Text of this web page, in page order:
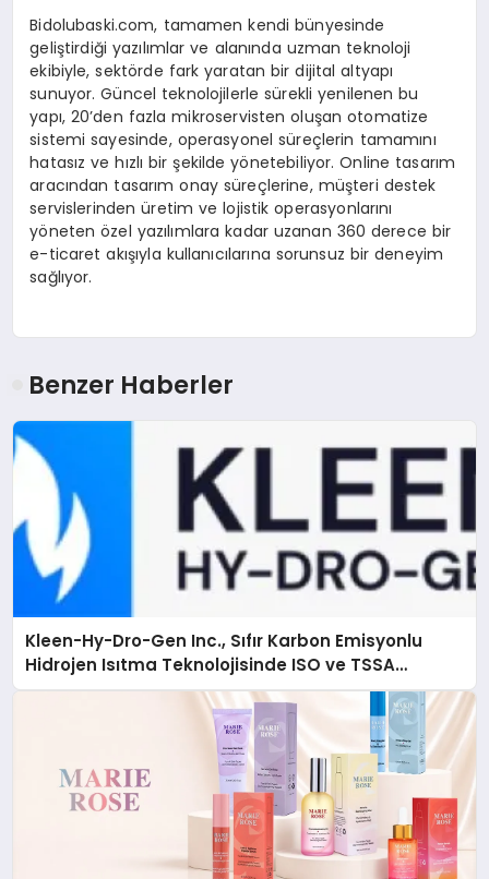
Bidolubaski.com, tamamen kendi bünyesinde
geliştirdiği yazılımlar ve alanında uzman teknoloji
ekibiyle, sektörde fark yaratan bir dijital altyapı
sunuyor. Güncel teknolojilerle sürekli yenilenen bu
yapı, 20’den fazla mikroservisten oluşan otomatize
sistemi sayesinde, operasyonel süreçlerin tamamını
hatasız ve hızlı bir şekilde yönetebiliyor. Online tasarım
aracından tasarım onay süreçlerine, müşteri destek
servislerinden üretim ve lojistik operasyonlarını
yöneten özel yazılımlara kadar uzanan 360 derece bir
e-ticaret akışıyla kullanıcılarına sorunsuz bir deneyim
sağlıyor.
Benzer Haberler
Kleen-Hy-Dro-Gen Inc., Sıfır Karbon Emisyonlu
Hidrojen Isıtma Teknolojisinde ISO ve TSSA
Düzenleyici Onaylarını Aldı